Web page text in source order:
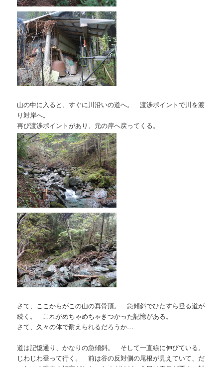
山の中に入ると、すぐに川沿いの道へ。 渡渉ポイントで川を渡
り対岸へ。
再び渡渉ポイントがあり、元の岸へ戻ってくる。
さて、ここからがこの山の真骨頂。 急傾斜でひたすら登る道が
続く。 これがめちゃめちゃきつかった記憶がある。
さて、久々の体で耐えられるだろうか…
道は記憶通り、かなりの急傾斜。 そして一直線に伸びている。
じわじわ登って行く。 前は谷の反対側の尾根が見えていて、だ